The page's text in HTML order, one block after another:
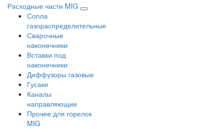
Расходные части MIG
Сопла
газораспределительные
Сварочные
наконечники
Вставки под
наконечники
Диффузоры газовые
Гусаки
Каналы
направляющие
Прочее для горелок
MIG